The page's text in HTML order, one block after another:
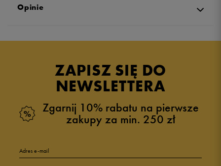
Opinie
ZAPISZ SIĘ DO
NEWSLETTERA
Zgarnij 10% rabatu na pierwsze
zakupy za min. 250 zł
Adres e-mail